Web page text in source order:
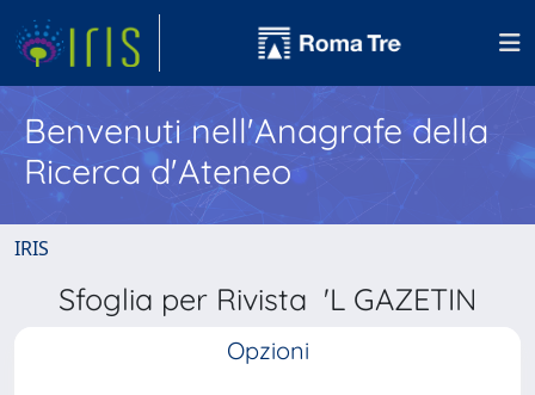
Benvenuti nell'Anagrafe della
Ricerca d'Ateneo
IRIS
Sfoglia per Rivista 'L GAZETIN
Opzioni